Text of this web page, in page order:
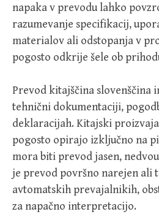
napaka v prevodu lahko
razumevanje specifikacij,
materialov ali odstopanja v
pogosto odkrije šele ob
Prevod kitajščina slovenščina
tehnični dokumentaciji,
deklaracijah. Kitajski
pogosto opirajo izključno na
mora biti prevod jasen,
je prevod površno narejen ali
avtomatskih prevajalnikih,
za napačno interpretacijo.